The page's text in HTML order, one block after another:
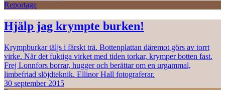
Reportage
Hjälp jag krympte burken!
Krympburkar täljs i färskt trä. Bottenplattan däremot görs av torrt
virke. När det fuktiga virket med tiden torkar, krymper botten fast.
Frej Lonnfors borrar, hugger och berättar om en urgammal,
limbefriad slöjdteknik. Ellinor Hall fotograferar.
30 september 2015